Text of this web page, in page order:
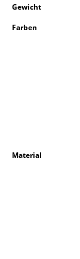
... alle
Licht
Outdoor-
Gewicht
Farben
Material